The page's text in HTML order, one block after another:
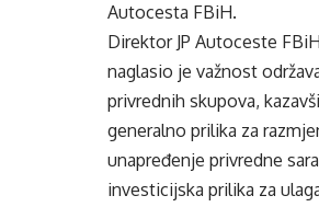
Autocesta FBiH.
Direktor JP Autoceste
naglasio je važnost
privrednih skupova,
generalno prilika za
unapređenje privredne
investicijska prilika za